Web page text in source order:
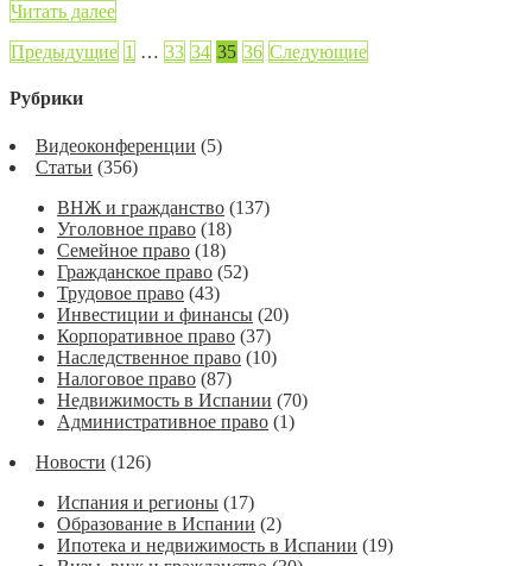
Читать далее
Предыдущие 1 … 33 34 35 36 Следующие
Рубрики
Видеоконференции (5)
Статьи (356)
ВНЖ и гражданство (137)
Уголовное право (18)
Семейное право (18)
Гражданское право (52)
Трудовое право (43)
Инвестиции и финансы (20)
Корпоративное право (37)
Наследственное право (10)
Налоговое право (87)
Недвижимость в Испании (70)
Административное право (1)
Новости (126)
Испания и регионы (17)
Образование в Испании (2)
Ипотека и недвижимость в Испании (19)